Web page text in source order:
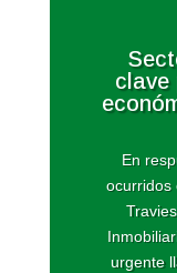
clave
En
ocurridos
urgente